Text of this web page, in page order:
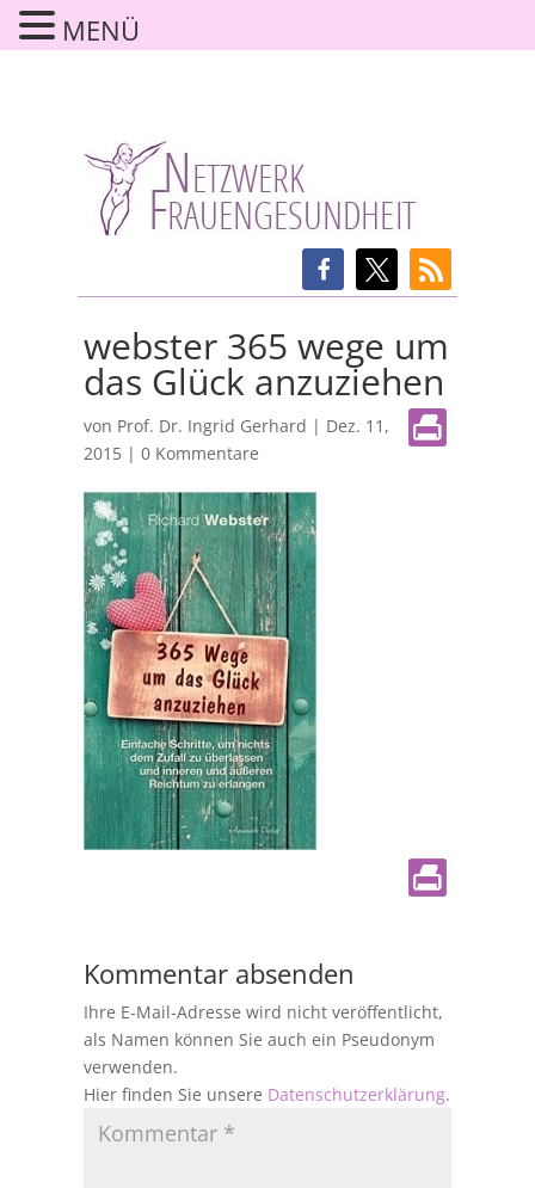
webster 365 wege um
das Glück anzuziehen
von Prof. Dr. Ingrid Gerhard | Dez. 11,
2015| 0 Kommentare
Kommentar absenden
Ihre E-Mail-Adresse wird nicht veröffentlicht,
als Namen können Sie auch ein Pseudonym
verwenden.
Hier finden Sie unsere Datenschutzerklärung.
MENÜ